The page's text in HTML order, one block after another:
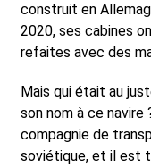
construit en
2020, ses cabines
refaites avec des
Mais qui était au
son nom à ce navire
compagnie de
soviétique, et il est